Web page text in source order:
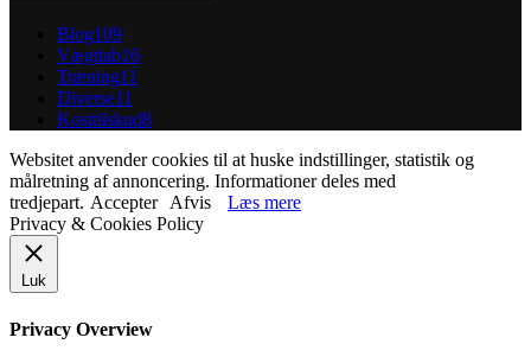
Blog109
Vægttab16
Træning11
Diverse11
Kosttilskud8
Websitet anvender cookies til at huske indstillinger, statistik og
målretning af annoncering. Informationer deles med
tredjepart. Accepter Afvis
Læs mere
Privacy & Cookies Policy
Luk
Privacy Overview